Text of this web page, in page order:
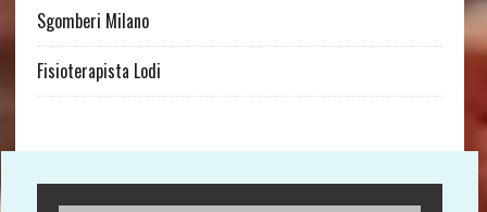
Sgomberi Milano
Fisioterapista Lodi